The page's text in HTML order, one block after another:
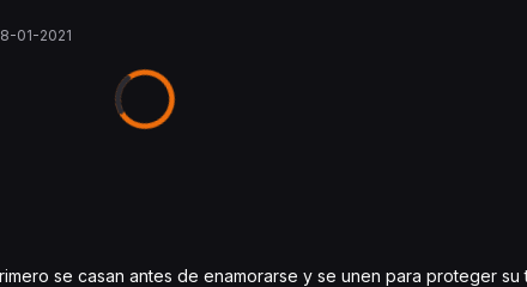
01-2021
se casan antes de enamorarse y se unen para proteger su